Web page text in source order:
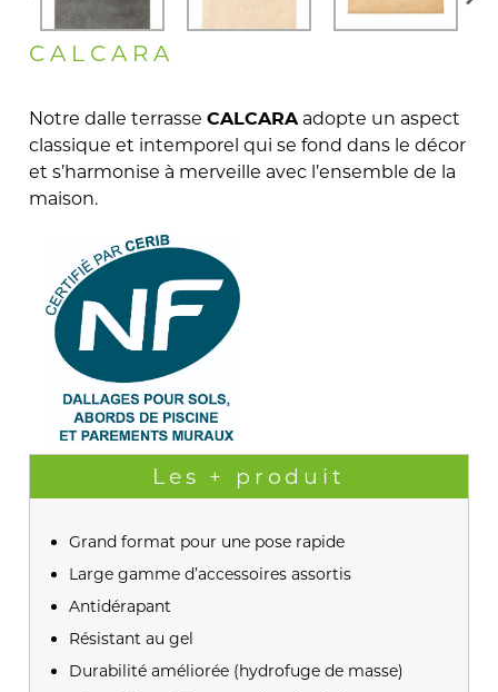
CALCARA
Notre dalle terrasseCALCARAadopte un aspect
classique et intemporel qui se fond dans le décor
et s’harmonise à merveille avec l’ensemble de la
maison.
Les + produit
Grand format pour une pose rapide
Large gamme d’accessoires assortis
Antidérapant
Résistant au gel
Durabilité améliorée (hydrofuge de masse)